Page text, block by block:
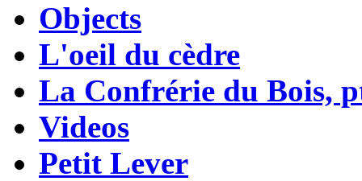
Objects
L'oeil du cèdre
La Confrérie du Bois,
Videos
Petit Lever